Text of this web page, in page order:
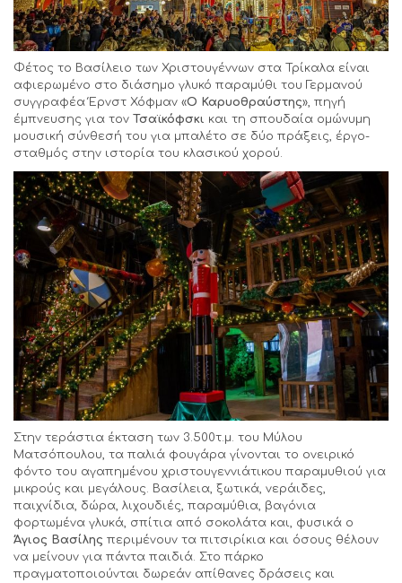
Φέτος το Βασίλειο των Χριστουγέννων στα Τρίκαλα είναι
αφιερωμένο στο διάσημο γλυκό παραμύθι του Γερμανού
συγγραφέα Έρνστ Χόφμαν «Ο Καρυοθραύστης», πηγή
έμπνευσης για τον Τσαϊκόφσκι και τη σπουδαία ομώνυμη
μουσική σύνθεσή του για μπαλέτο σε δύο πράξεις, έργο-
σταθμός στην ιστορία του κλασικού χορού.
Στην τεράστια έκταση των 3.500τ.μ. του Μύλου
Ματσόπουλου, τα παλιά φουγάρα γίνονται το ονειρικό
φόντο του αγαπημένου χριστουγεννιάτικου παραμυθιού για
μικρούς και μεγάλους. Βασίλεια, ξωτικά, νεράιδες,
παιχνίδια, δώρα, λιχουδιές, παραμύθια, βαγόνια
φορτωμένα γλυκά, σπίτια από σοκολάτα και, φυσικά ο
Άγιος Βασίλης περιμένουν τα πιτσιρίκια και όσους θέλουν
να μείνουν για πάντα παιδιά. Στο πάρκο
πραγματοποιούνται δωρεάν απίθανες δράσεις και